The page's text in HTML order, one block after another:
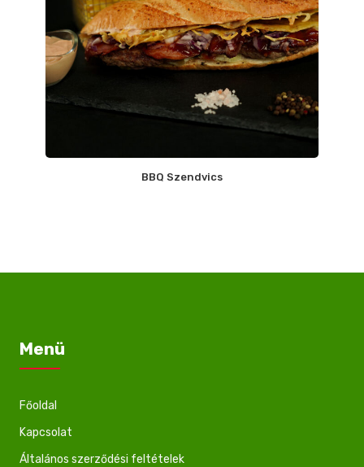
BBQ Szendvics
Menü
Főoldal
Kapcsolat
Általános szerződési feltételek